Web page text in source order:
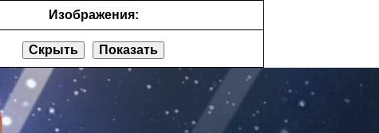
Изображения:
Скрыть Показать